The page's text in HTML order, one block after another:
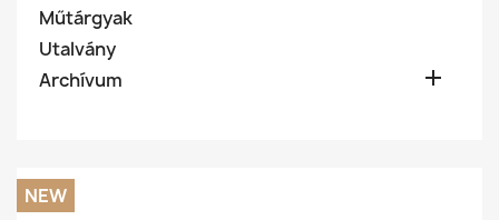
Műtárgyak
Utalvány
Archívum

NEW